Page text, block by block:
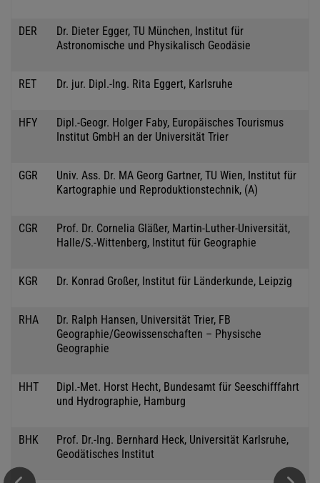
DER
Dr. Dieter Egger, TU München, Institut für
Astronomische und Physikalisch Geodäsie
RET Dr. jur. Dipl.-Ing. Rita Eggert, Karlsruhe
HFY
Dipl.-Geogr. Holger Faby, Europäisches Tourismus
Institut GmbH an der Universität Trier
GGR
Univ. Ass. Dr. MA Georg Gartner, TU Wien, Institut für
Kartographie und Reproduktionstechnik, (A)
CGR
Prof. Dr. Cornelia Gläßer, Martin-Luther-Universität,
Halle/S.-Wittenberg, Institut für Geographie
KGR Dr. Konrad Großer, Institut für Länderkunde, Leipzig
RHA
Dr. Ralph Hansen, Universität Trier, FB
Geographie/Geowissenschaften – Physische
Geographie
HHT
Dipl.-Met. Horst Hecht, Bundesamt für Seeschifffahrt
und Hydrographie, Hamburg
BHK
Prof. Dr.-Ing. Bernhard Heck, Universität Karlsruhe,
Geodätisches Institut